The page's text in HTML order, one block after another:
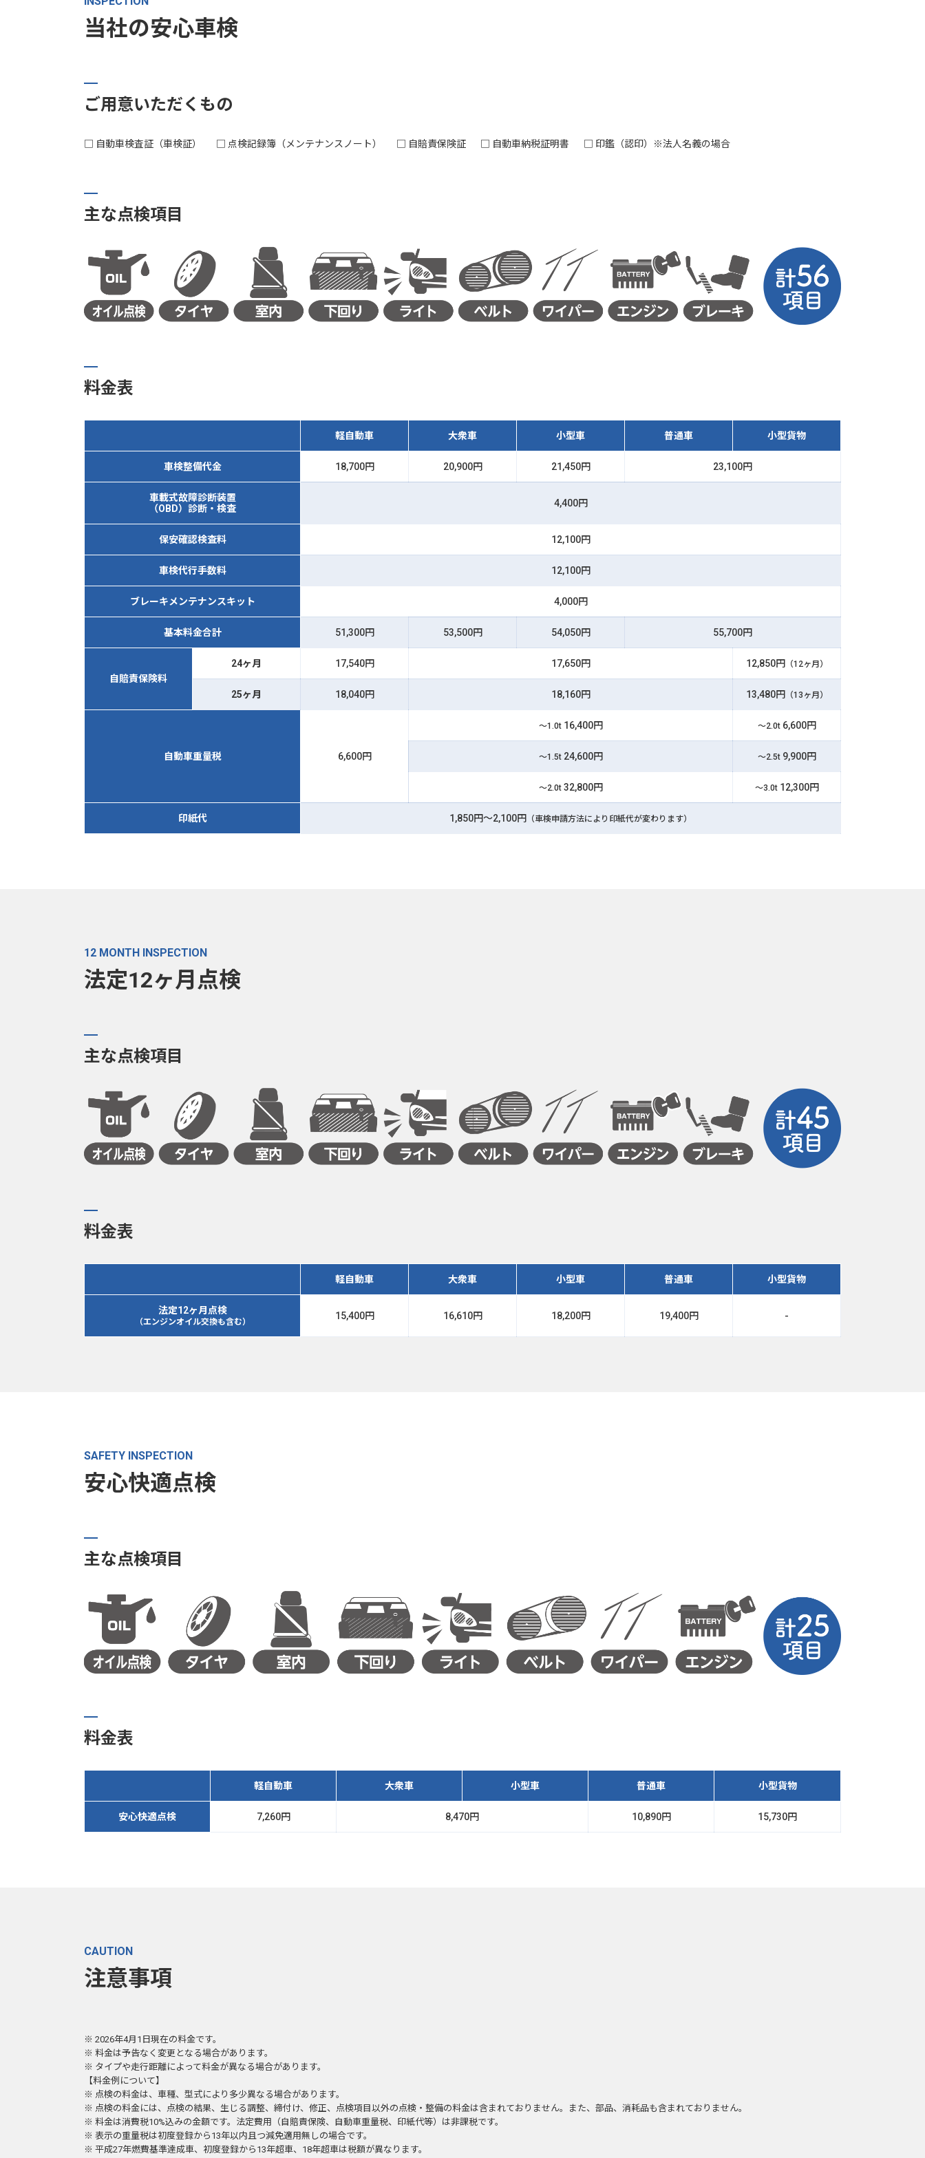
当社の安心車検
ご用意いただくもの
□ 自動車検査証（車検証） □ 点検記録簿（メンテナンスノート） □ 自賠責保険証 □ 自動車納税証明書 □ 印鑑（認印）※法人名義の場合
主な点検項目
料金表
軽自動車 大衆車 小型車 普通車 小型貨物
車検整備代金 18,700円 20,900円 21,450円 23,100円
車載式故障診断装置
（OBD）診断・検査
4,400円
保安確認検査料 12,100円
車検代行手数料 12,100円
ブレーキメンテナンスキット 4,000円
基本料金合計 51,300円 53,500円 54,050円 55,700円
自賠責保険料
24ヶ月 17,540円 17,650円 12,850円 （12ヶ月）
25ヶ月 18,040円 18,160円 13,480円 （13ヶ月）
自動車重量税 6,600円
～1.0t16,400円 ～2.0t6,600円
～1.5t24,600円 ～2.5t9,900円
～2.0t32,800円 ～3.0t12,300円
印紙代 1,850円～2,100円 （車検申請方法により印紙代が変わります）
12 MONTH INSPECTION
法定12ヶ月点検
主な点検項目
料金表
軽自動車 大衆車 小型車 普通車 小型貨物
法定12ヶ月点検
（エンジンオイル交換も含む）
15,400円 16,610円 18,200円 19,400円 -
SAFETY INSPECTION
安心快適点検
主な点検項目
料金表
軽自動車 大衆車 小型車 普通車 小型貨物
安心快適点検 7,260円 8,470円 10,890円 15,730円
CAUTION
注意事項
※ 2026年4月1日現在の料金です。
※ 料金は予告なく変更となる場合があります。
※ タイプや走行距離によって料金が異なる場合があります。
【料金例について】
※ 点検の料金は、車種、型式により多少異なる場合があります。
※ 点検の料金には、点検の結果、生じる調整、締付け、修正、点検項目以外の点検・整備の料金は含まれておりません。また、部品、消耗品も含まれておりません。
※ 料金は消費税10%込みの金額です。法定費用（自賠責保険、自動車重量税、印紙代等）は非課税です。
※ 表示の重量税は初度登録から13年以内且つ減免適用無しの場合です。
※ 平成27年燃費基準達成車、初度登録から13年超車、18年超車は税額が異なります。